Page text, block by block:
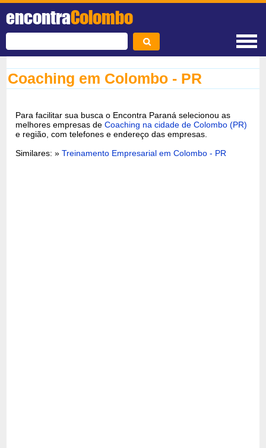
encontraColombo
Coaching em Colombo - PR
Para facilitar sua busca o Encontra Paraná selecionou as
melhores empresas deCoaching na cidade de Colombo (PR)
e região, com telefones e endereço das empresas.
Similares: »Treinamento Empresarial em Colombo - PR